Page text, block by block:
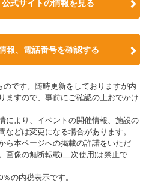
式サイトの情報を見る
報、電話番号を確認する
です。随時更新をしておりますが内
ますので、事前にご確認の上おでかけ
により、イベントの開催情報、施設の
どは変更になる場合があります。
ら本ページへの掲載の許諾をいただ
画像の無断転載(二次使用)は禁止で
の内税表示です。